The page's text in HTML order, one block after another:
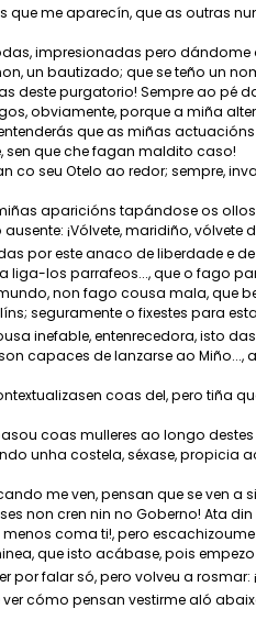
me aparecín, que as outras
impresionadas pero
un bautizado; que se teño un
deste purgatorio! Sempre ao pé
obviamente, porque a miña
que as miñas
sen que che fagan maldito caso!
co seu Otelo ao redor; sempre,
aparicións tapándose os
¡Vólvete, maridiño,
por este anaco de liberdade e
liga-los parrafeos..., que o fago
non fago cousa mala, que
seguramente o fixestes para
inefable, entenrecedora, isto
capaces de lanzarse ao Miño...,
coas del, pero tiña
coas mulleres ao longo
unha costela, séxase, propicia
me ven, pensan que se ven a
non cren nin no Goberno! Ata
coma ti!, pero
que isto acábase, pois
por falar só, pero volveu a rosmar:
cómo pensan vestirme aló